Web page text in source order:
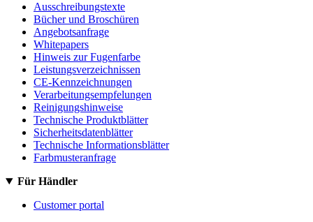
Ausschreibungstexte
Bücher und Broschüren
Angebotsanfrage
Whitepapers
Hinweis zur Fugenfarbe
Leistungsverzeichnissen
CE-Kennzeichnungen
Verarbeitungsempfelungen
Reinigungshinweise
Technische Produktblätter
Sicherheitsdatenblätter
Technische Informationsblätter
Farbmusteranfrage
Für Händler
Customer portal